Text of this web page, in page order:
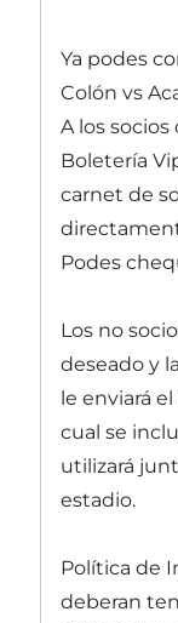
Ya podes
Colón vs
A los
Boletería
carnet de
Podes
Los no
deseado y
le enviará
cual se
utilizará
estadio.
Política de
deberan